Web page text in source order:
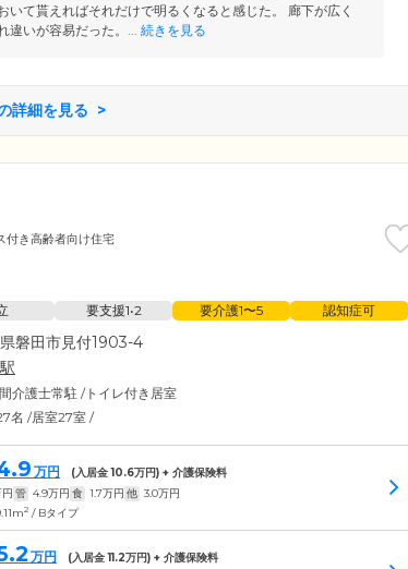
いて貰えればそれだけで明るくなると感じた。 廊下が広く
いが容易だった。...
続きを見る
詳細を見る
付き高齢者向け住宅
要支援1•2 要介護1〜5 認知症可
磐田市見付1903-4
介護士常駐 /トイレ付き居室
名 /居室27室 /
万円 (入居金10.6万円) + 介護保険料
管 4.9万円 食 1.7万円 他 3.0万円
2 / Bタイプ
万円 (入居金11.2万円) + 介護保険料